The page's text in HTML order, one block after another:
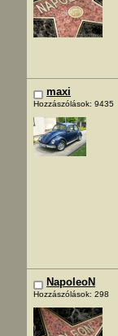
maxi
Hozzászólások: 9435
NapoleoN
Hozzászólások: 298